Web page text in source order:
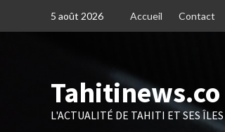
5 août 2026 Accueil Contact
Tahitinews.co
L'ACTUALITÉ DE TAHITI ET SES ÎLES